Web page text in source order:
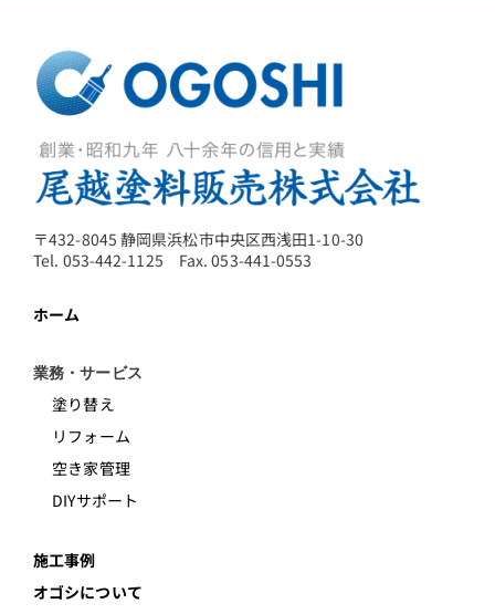
〒432-8045 静岡県浜松市中央区西浅田1-10-30
Tel. 053-442-1125 Fax. 053-441-0553
ホーム
業務・サービス
塗り替え
リフォーム
空き家管理
DIYサポート
施工事例
オゴシについて